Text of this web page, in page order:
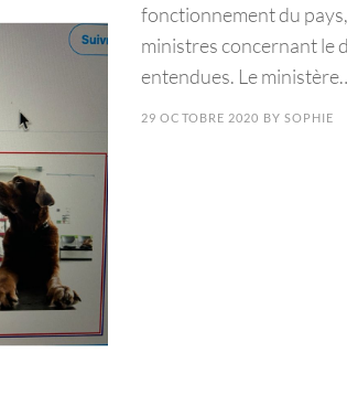
fonctionnement du
ministres concernant le
entendues. Le
29 OCTOBRE 2020 BY SOPHIE